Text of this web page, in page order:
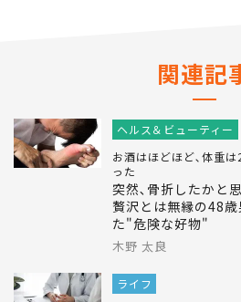
関連記
ヘルス＆ビューティー
お酒はほどほど､体重
った
突然､骨折したかと
贅沢とは無縁の48
た"危険な好物"
木野 太良
ライフ